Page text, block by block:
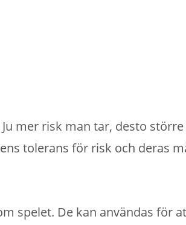
mer risk man tar, desto
tolerans för risk och deras
spelet. De kan användas för